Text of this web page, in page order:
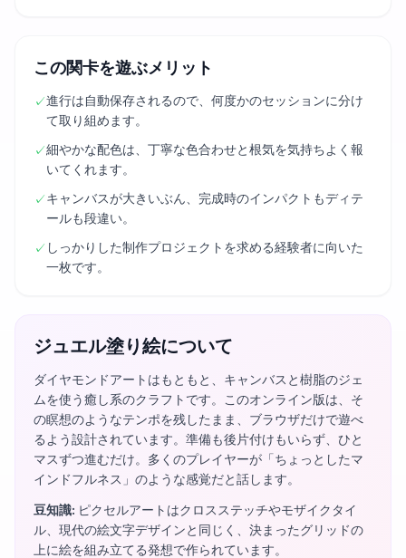
この関卡を遊ぶメリット
✓進行は自動保存されるので、何度かのセッションに分け
て取り組めます。
✓細やかな配色は、丁寧な色合わせと根気を気持ちよく報
いてくれます。
✓キャンバスが大きいぶん、完成時のインパクトもディテ
ールも段違い。
✓ しっかりした制作プロジェクトを求める経験者に向いた
一枚です。
ジュエル塗り絵について
ダイヤモンドアートはもともと、キャンバスと樹脂のジェ
ムを使う癒し系のクラフトです。このオンライン版は、そ
の瞑想のようなテンポを残したまま、ブラウザだけで遊べ
るよう設計されています。準備も後片付けもいらず、ひと
マスずつ進むだけ。多くのプレイヤーが「ちょっとしたマ
インドフルネス」のような感覚だと話します。
豆知識: ピクセルアートはクロスステッチやモザイクタイ
ル、現代の絵文字デザインと同じく、決まったグリッドの
上に絵を組み立てる発想で作られています。